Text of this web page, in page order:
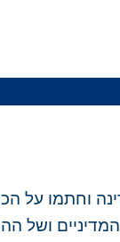
על הקמת המדינה
ושל